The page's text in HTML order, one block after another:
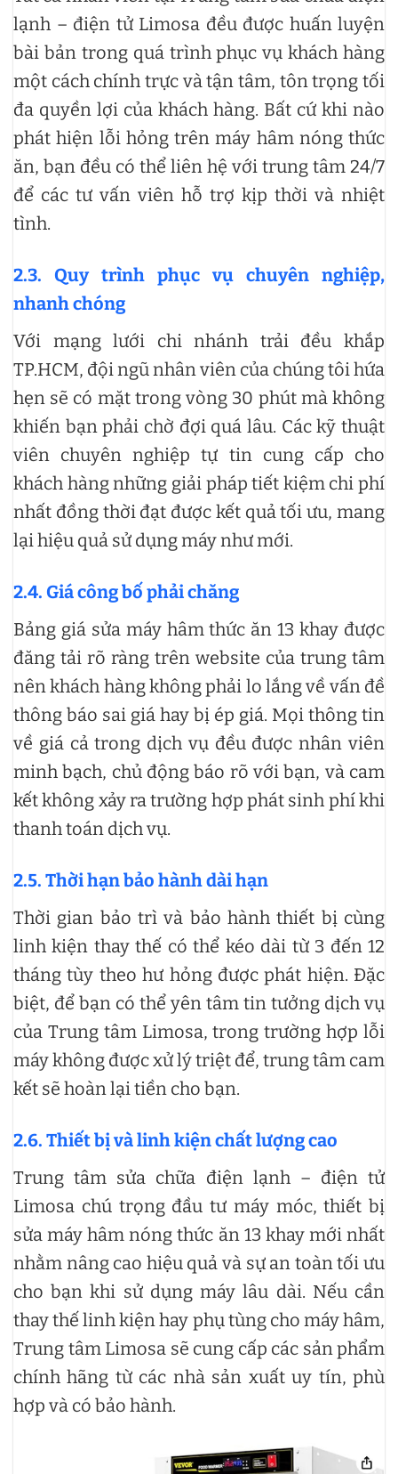
lạnh – điện tử Limosa đều được huấn luyện
bài bản trong quá trình phục vụ khách hàng
một cách chính trực và tận tâm, tôn trọng tối
đa quyền lợi của khách hàng. Bất cứ khi nào
phát hiện lỗi hỏng trên máy hâm nóng thức
ăn, bạn đều có thể liên hệ với trung tâm 24/7
để các tư vấn viên hỗ trợ kịp thời và nhiệt
tình.
2.3. Quy trình phục vụ chuyên nghiệp,
nhanh chóng
Với mạng lưới chi nhánh trải đều khắp
TP.HCM, đội ngũ nhân viên của chúng tôi hứa
hẹn sẽ có mặt trong vòng 30 phút mà không
khiến bạn phải chờ đợi quá lâu. Các kỹ thuật
viên chuyên nghiệp tự tin cung cấp cho
khách hàng những giải pháp tiết kiệm chi phí
nhất đồng thời đạt được kết quả tối ưu, mang
lại hiệu quả sử dụng máy như mới.
2.4. Giá công bố phải chăng
Bảng giá sửa máy hâm thức ăn 13 khay được
đăng tải rõ ràng trên website của trung tâm
nên khách hàng không phải lo lắng về vấn đề
thông báo sai giá hay bị ép giá. Mọi thông tin
về giá cả trong dịch vụ đều được nhân viên
minh bạch, chủ động báo rõ với bạn, và cam
kết không xảy ra trường hợp phát sinh phí khi
thanh toán dịch vụ.
2.5. Thời hạn bảo hành dài hạn
Thời gian bảo trì và bảo hành thiết bị cùng
linh kiện thay thế có thể kéo dài từ 3 đến 12
tháng tùy theo hư hỏng được phát hiện. Đặc
biệt, để bạn có thể yên tâm tin tưởng dịch vụ
của Trung tâm Limosa, trong trường hợp lỗi
máy không được xử lý triệt để, trung tâm cam
kết sẽ hoàn lại tiền cho bạn.
2.6. Thiết bị và linh kiện chất lượng cao
Trung tâm sửa chữa điện lạnh – điện tử
Limosa chú trọng đầu tư máy móc, thiết bị
sửa máy hâm nóng thức ăn 13 khay mới nhất
nhằm nâng cao hiệu quả và sự an toàn tối ưu
cho bạn khi sử dụng máy lâu dài. Nếu cần
thay thế linh kiện hay phụ tùng cho máy hâm,
Trung tâm Limosa sẽ cung cấp các sản phẩm
chính hãng từ các nhà sản xuất uy tín, phù
hợp và có bảo hành.